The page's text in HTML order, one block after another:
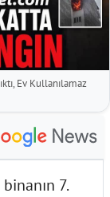
Ev Kullanılamaz
7.